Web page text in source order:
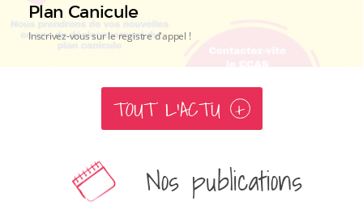
Plan Canicule
Inscrivez-vous sur le registre d'appel !
TOUT L'ACTU +
Nos publications